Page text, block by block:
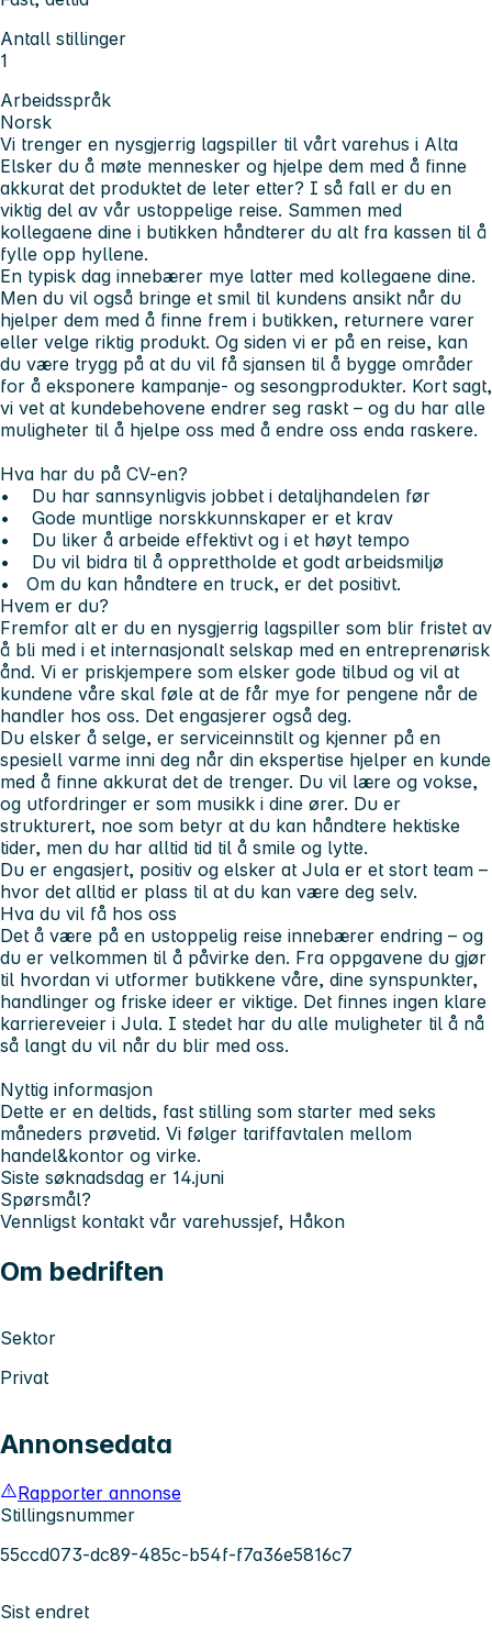
Antall stillinger
1
Arbeidsspråk
Norsk
Vi trenger en nysgjerrig lagspiller til vårt varehus i Alta
Elsker du å møte mennesker og hjelpe dem med å finne
akkurat det produktet de leter etter? I så fall er du en
viktig del av vår ustoppelige reise. Sammen med
kollegaene dine i butikken håndterer du alt fra kassen til å
fylle opp hyllene.
En typisk dag innebærer mye latter med kollegaene dine.
Men du vil også bringe et smil til kundens ansikt når du
hjelper dem med å finne frem i butikken, returnere varer
eller velge riktig produkt. Og siden vi er på en reise, kan
du være trygg på at du vil få sjansen til å bygge områder
for å eksponere kampanje- og sesongprodukter. Kort sagt,
vi vet at kundebehovene endrer seg raskt – og du har alle
muligheter til å hjelpe oss med å endre oss enda raskere.
Hva har du på CV-en?
• Du har sannsynligvis jobbet i detaljhandelen før
• Gode muntlige norskkunnskaper er et krav
• Du liker å arbeide effektivt og i et høyt tempo
• Du vil bidra til å opprettholde et godt arbeidsmiljø
• Om du kan håndtere en truck, er det positivt.
Hvem er du?
Fremfor alt er du en nysgjerrig lagspiller som blir fristet av
å bli med i et internasjonalt selskap med en entreprenørisk
ånd. Vi er priskjempere som elsker gode tilbud og vil at
kundene våre skal føle at de får mye for pengene når de
handler hos oss. Det engasjerer også deg.
Du elsker å selge, er serviceinnstilt og kjenner på en
spesiell varme inni deg når din ekspertise hjelper en kunde
med å finne akkurat det de trenger. Du vil lære og vokse,
og utfordringer er som musikk i dine ører. Du er
strukturert, noe som betyr at du kan håndtere hektiske
tider, men du har alltid tid til å smile og lytte.
Du er engasjert, positiv og elsker at Jula er et stort team –
hvor det alltid er plass til at du kan være deg selv.
Hva du vil få hos oss
Det å være på en ustoppelig reise innebærer endring – og
du er velkommen til å påvirke den. Fra oppgavene du gjør
til hvordan vi utformer butikkene våre, dine synspunkter,
handlinger og friske ideer er viktige. Det finnes ingen klare
karriereveier i Jula. I stedet har du alle muligheter til å nå
så langt du vil når du blir med oss.
Nyttig informasjon
Dette er en deltids, fast stilling som starter med seks
måneders prøvetid. Vi følger tariffavtalen mellom
handel&kontor og virke.
Siste søknadsdag er 14.juni
Spørsmål?
Vennligst kontakt vår varehussjef, Håkon
Om bedriften
Sektor
Privat
Annonsedata
Rapporter annonse
Stillingsnummer
55ccd073-dc89-485c-b54f-f7a36e5816c7
Sist endret